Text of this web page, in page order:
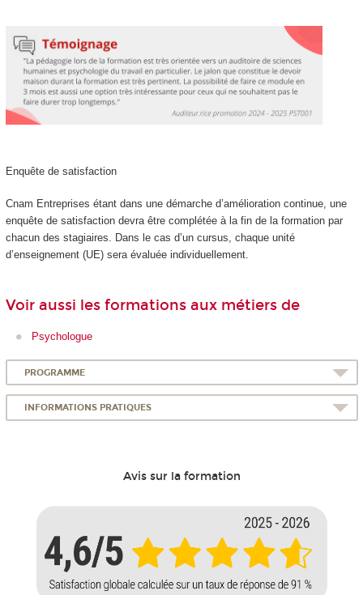
Enquête de satisfaction
Cnam Entreprises étant dans une démarche d’amélioration continue, une
enquête de satisfaction devra être complétée à la fin de la formation par
chacun des stagiaires. Dans le cas d’un cursus, chaque unité
d’enseignement (UE) sera évaluée individuellement.
Voir aussi les formations aux métiers de
Psychologue
PROGRAMME
INFORMATIONS PRATIQUES
Avis sur la formation